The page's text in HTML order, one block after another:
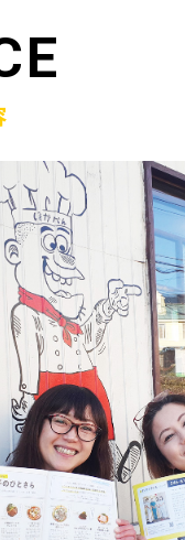
ディアに紹介されまし